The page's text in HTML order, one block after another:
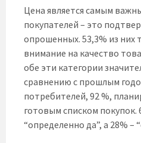
Цена является самым
покупателей – это
опрошенных. 53,3% из
внимание на качество
обе эти категории
сравнению с прошлым
потребителей, 92 %,
готовым списком покупок.
“определенно да”, а 28% –